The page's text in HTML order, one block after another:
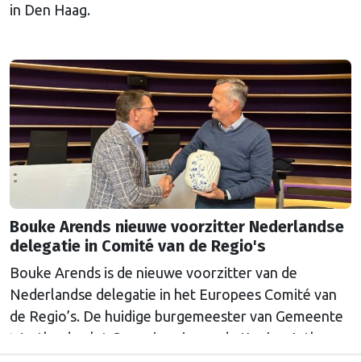
in Den Haag.
Bouke Arends nieuwe voorzitter Nederlandse
delegatie in Comité van de Regio's
Bouke Arends is de nieuwe voorzitter van de
Nederlandse delegatie in het Europees Comité van
de Regio’s. De huidige burgemeester van Gemeente
Westland volgt Commissaris van de Koning Arthur